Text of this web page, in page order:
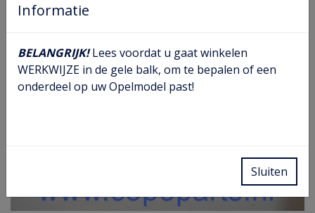
Informatie
BELANGRIJK!Lees voordat u gaat winkelen
WERKWIJZE in de gele balk, om te bepalen of een
onderdeel op uw Opelmodel past!
Sluiten